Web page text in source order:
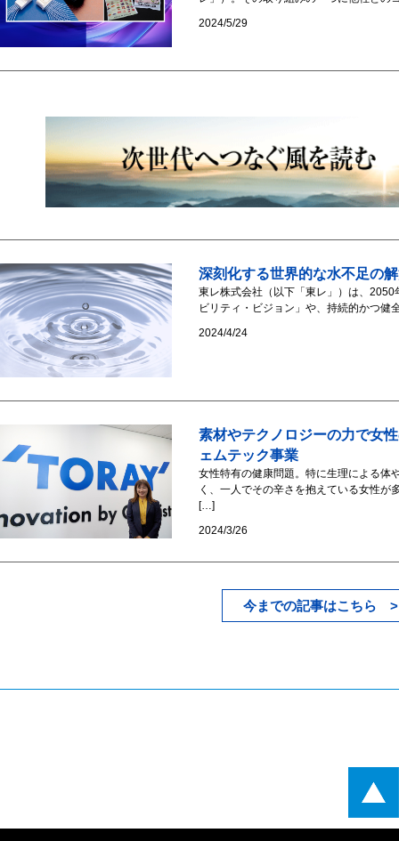
2024/5/29
深刻化する世界的な水不足の
東レ株式会社（以下「東レ」）は、
ビリティ・ビジョン」や、持続的かつ
2024/4/24
素材やテクノロジーの力で女
ェムテック事業
女性特有の健康問題。特に生理による体
く、一人でその辛さを抱えている女性が
[…]
2024/3/26
今までの記事はこちら >